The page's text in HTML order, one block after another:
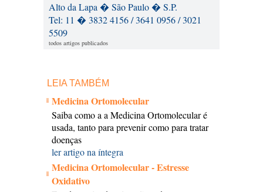
Alto da Lapa � São Paulo � S.P.
Tel: 11 � 3832 4156 / 3641 0956 / 3021
5509
todos artigos publicados
LEIA TAMBÉM
Medicina Ortomolecular
Saiba como a a Medicina Ortomolecular é
usada, tanto para prevenir como para tratar
doenças
ler artigo na íntegra
Medicina Ortomolecular - Estresse
Oxidativo